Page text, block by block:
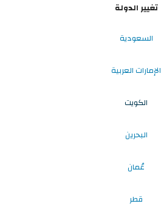
تغيير الدولة
السعودية
الإمارات العربية
الكويت
البحرين
عُمان
قطر